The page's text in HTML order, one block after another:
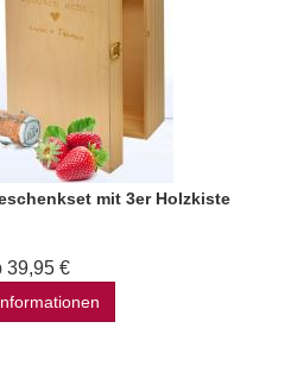
mit 3er Holzkiste
39,95 €